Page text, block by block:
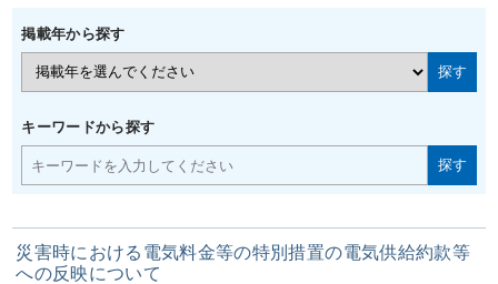
企業/グループについて
社会貢献
サステナビリティ
掲載年から探す
キーワードから探す
災害時における電気料金等の特別措置の電気供給約款等
への反映について